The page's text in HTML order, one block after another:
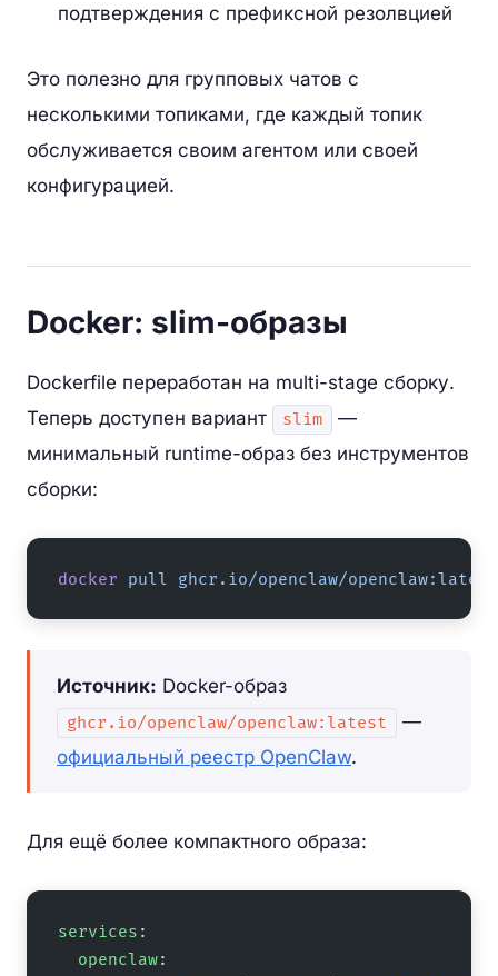
подтверждения с префиксной резолвцией
Это полезно для групповых чатов с
несколькими топиками, где каждый топик
обслуживается своим агентом или своей
конфигурацией.
Docker: slim-образы
Dockerfile переработан на multi-stage сборку.
Теперь доступен вариант
slim
—
минимальный runtime-образ без инструментов
сборки:
docker pull ghcr.io/openclaw/openclaw:latest
Источник: Docker-образ
ghcr.io/openclaw/openclaw:latest
—
официальный реестр OpenClaw.
Для ещё более компактного образа:
services :
  openclaw
: